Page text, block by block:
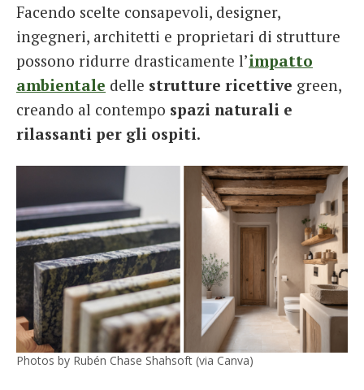
Facendo scelte consapevoli, designer,
ingegneri, architetti e proprietari di strutture
possono ridurre drasticamente l’impatto
ambientale delle strutture ricettive green,
creando al contempo spazi naturali e
rilassanti per gli ospiti.
Photos by Rubén Chase Shahsoft (via Canva)